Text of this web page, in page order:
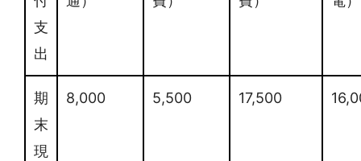
支
出
期
末
現
8,000 5,500 17,500